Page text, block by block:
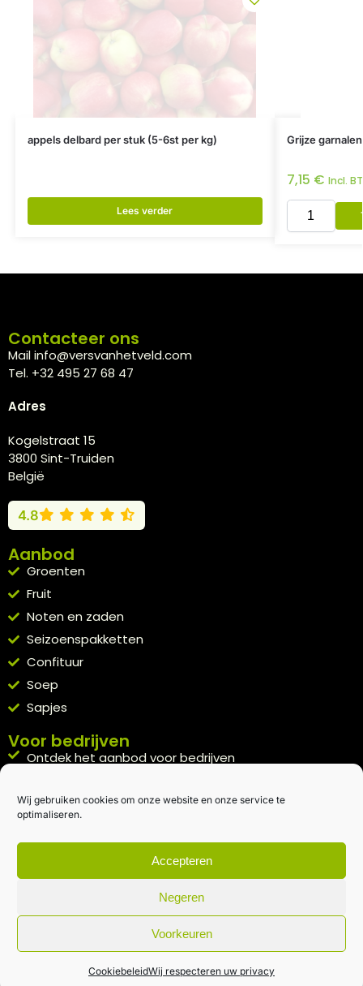
Wij gebruiken cookies om onze website en onze service te
optimaliseren.
Accepteren
Negeren
Voorkeuren
CookiebeleidWij respecteren uw privacy
appels delbard per stuk (5-6st per kg)
Lees verder
Grijze
7,15 € Incl.
Contacteer ons
Mail info@versvanhetveld.com
Tel. +32 495 27 68 47
Adres
Kogelstraat 15
3800 Sint-Truiden
België
4.8
Aanbod
Groenten
Fruit
Noten en zaden
Seizoenspakketten
Confituur
Soep
Sapjes
Voor bedrijven
Ontdek het aanbod voor bedrijven
Kennismakingspakket aanvragen
Blijft op de hoogte
Rechtstreeks van het veld naar je inbox.
Inschrijven nieuwsbrief
Algemene voorwaarden|Privacybeleid| gemaakt met door
creativitijd